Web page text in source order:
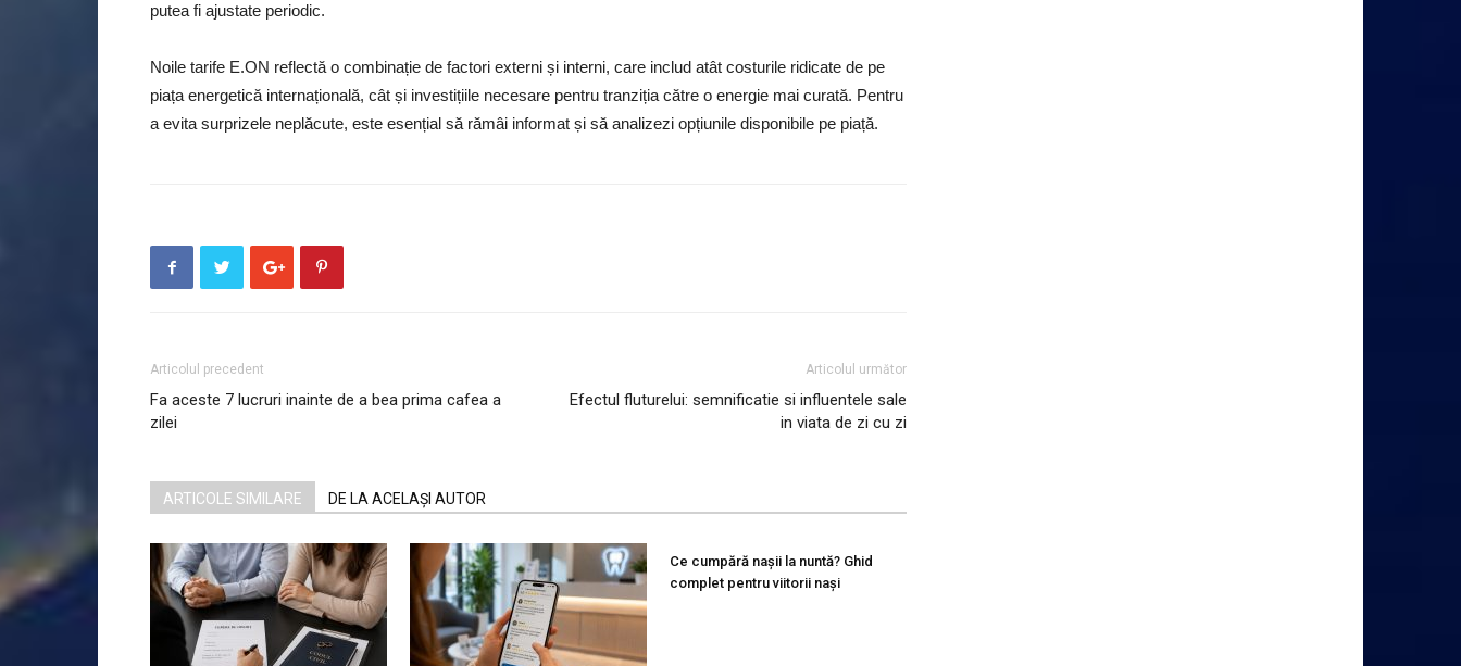
putea fi ajustate periodic.
Noile tarife E.ON reflectă o combinație de factori externi și interni, care includ atât costurile ridicate de pe
piața energetică internațională, cât și investițiile necesare pentru tranziția către o energie mai curată. Pentru
a evita surprizele neplăcute, este esențial să rămâi informat și să analizezi opțiunile disponibile pe piață.
Articolul precedent
Fa aceste 7 lucruri inainte de a bea prima cafea a
zilei
Articolul următor
Efectul fluturelui: semnificatie si influentele sale
in viata de zi cu zi
ARTICOLE SIMILARE DE LA ACELAȘI AUTOR
Ce cumpără nașii la nuntă? Ghid
complet pentru viitorii nași